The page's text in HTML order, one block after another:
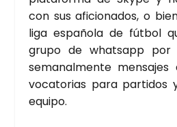
con sus afi­cio­na­dos, o
liga espa­ño­la de fút­bol
gru­po de whatsapp por
sema­nal­men­te
vo­ca­to­rias para par­ti­dos
equi­po.